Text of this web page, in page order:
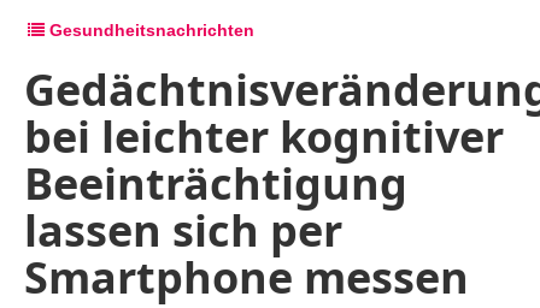
Gesundheitsnachrichten
bei leichter kognitiver
Beeinträchtigung
lassen sich per
Smartphone messen